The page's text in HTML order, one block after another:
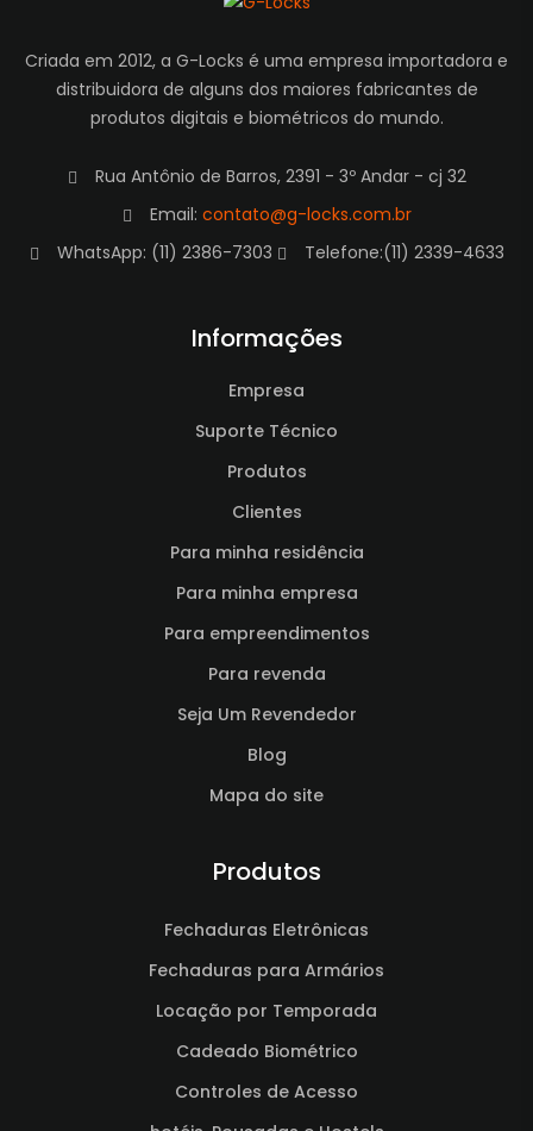
Criada em 2012, a G-Locks é uma empresa importadora e
distribuidora de alguns dos maiores fabricantes de
produtos digitais e biométricos do mundo.
Rua Antônio de Barros, 2391 - 3º Andar - cj 32
Email: contato@g-locks.com.br
WhatsApp: (11) 2386-7303
Telefone:(11) 2339-4633
Informações
Empresa
Suporte Técnico
Produtos
Clientes
Para minha residência
Para minha empresa
Para empreendimentos
Para revenda
Seja Um Revendedor
Blog
Mapa do site
Produtos
Fechaduras Eletrônicas
Fechaduras para Armários
Locação por Temporada
Cadeado Biométrico
Controles de Acesso